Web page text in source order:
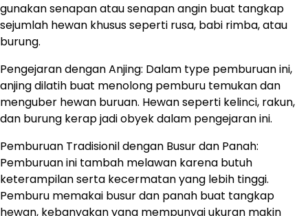
gunakan senapan atau senapan angin buat tangkap
sejumlah hewan khusus seperti rusa, babi rimba, atau
burung.
Pengejaran dengan Anjing: Dalam type pemburuan ini,
anjing dilatih buat menolong pemburu temukan dan
menguber hewan buruan. Hewan seperti kelinci, rakun,
dan burung kerap jadi obyek dalam pengejaran ini.
Pemburuan Tradisionil dengan Busur dan Panah:
Pemburuan ini tambah melawan karena butuh
keterampilan serta kecermatan yang lebih tinggi.
Pemburu memakai busur dan panah buat tangkap
hewan, kebanyakan yang mempunyai ukuran makin